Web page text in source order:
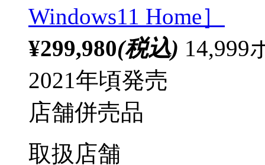
Windows11 Home］
¥299,980(税込) 14,999
2021年頃発売
店舗併売品
取扱店舗